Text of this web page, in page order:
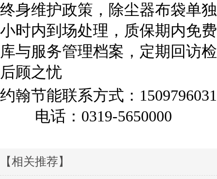
终身维护政策，除尘器布袋单
小时内到场处理，质保期内免
库与服务管理档案，定期回访
后顾之忧
约翰节能联系方式：
电话：0319-5650000
【相关推荐】